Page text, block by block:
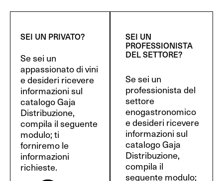
SEI UN PRIVATO?
Se sei un
appassionato di vini
e desideri ricevere
informazioni sul
catalogo Gaja
Distribuzione,
compila il seguente
modulo; ti
forniremo le
informazioni
richieste.
SEI UN
PROFESSIONISTA
DEL SETTORE?
Se sei un
professionista del
settore
enogastronomico
e desideri ricevere
informazioni sul
catalogo Gaja
Distribuzione,
compila il
seguente modulo;